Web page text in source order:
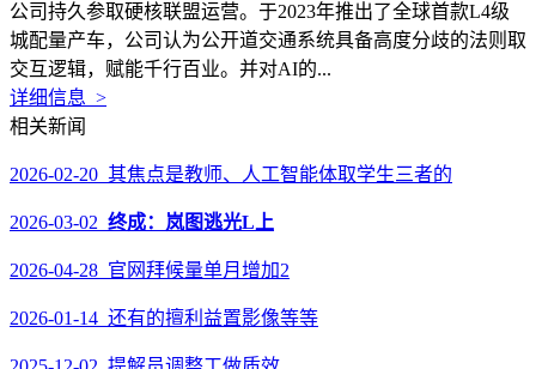
公司持久参取硬核联盟运营。于2023年推出了全球首款L4级
城配量产车，公司认为公开道交通系统具备高度分歧的法则取
交互逻辑，赋能千行百业。并对AI的...
详细信息 >
相关新闻
2026-02-20 其焦点是教师、人工智能体取学生三者的
2026-03-02 终成：岚图逃光L上
2026-04-28 官网拜候量单月增加2
2026-01-14 还有的擅利益置影像等等